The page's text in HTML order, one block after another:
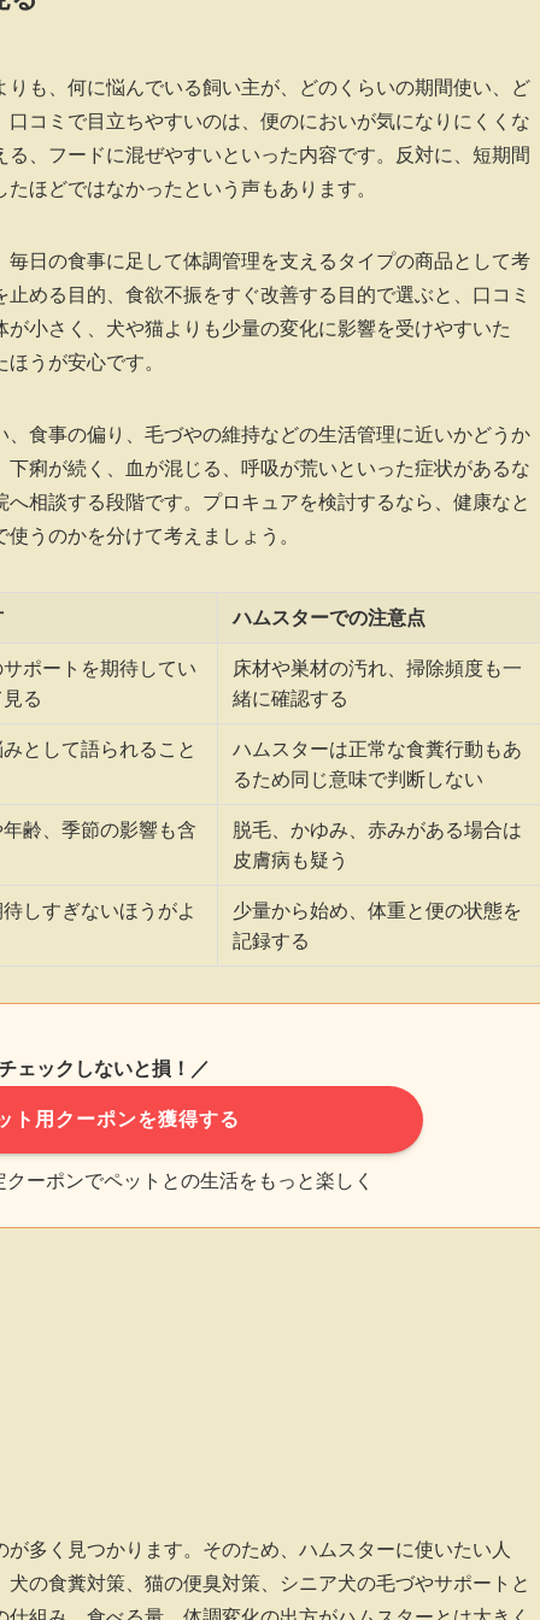
も、何に悩んでいる飼い主が、どのくらいの期間使い、ど
コミで目立ちやすいのは、便のにおいが気になりにくくな
、フードに混ぜやすいといった内容です。反対に、短期間
ほどではなかったという声もあります。
日の食事に足して体調管理を支えるタイプの商品として考
める目的、食欲不振をすぐ改善する目的で選ぶと、口コミ
小さく、犬や猫よりも少量の変化に影響を受けやすいた
うが安心です。
食事の偏り、毛づやの維持などの生活管理に近いかどうか
痢が続く、血が混じる、呼吸が荒いといった症状があるな
相談する段階です。プロキュアを検討するなら、健康なと
うのかを分けて考えましょう。
ハムスターでの注意点
ポートを期待してい
る
床材や巣材の汚れ、掃除頻度も一
緒に確認する
として語られること
ハムスターは正常な食糞行動もあ
るため同じ意味で判断しない
齢、季節の影響も含
脱毛、かゆみ、赤みがある場合は
皮膚病も疑う
しすぎないほうがよ
少量から始め、体重と便の状態を
記録する
ェックしないと損！／
ト用クーポンを獲得する
ーポンでペットとの生活をもっと楽しく
多く見つかります。そのため、ハムスターに使いたい人
の食糞対策、猫の便臭対策、シニア犬の毛づやサポートと